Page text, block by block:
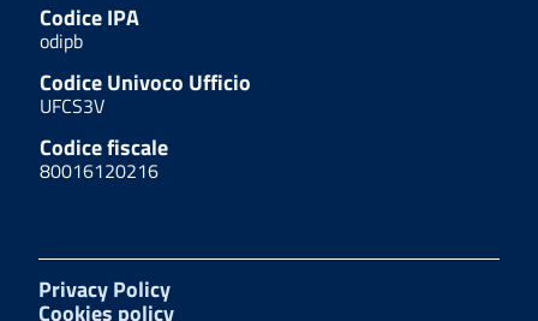
Codice IPA
odipb
Codice Univoco Ufficio
UFCS3V
Codice fiscale
80016120216
Privacy Policy
Cookies policy